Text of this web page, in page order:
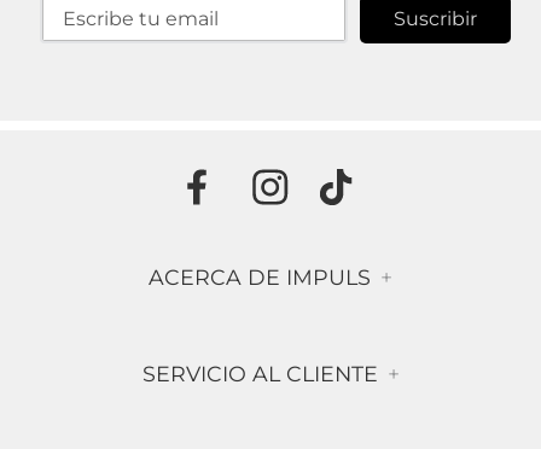
Suscribir
ACERCA DE IMPULS +
SERVICIO AL CLIENTE +